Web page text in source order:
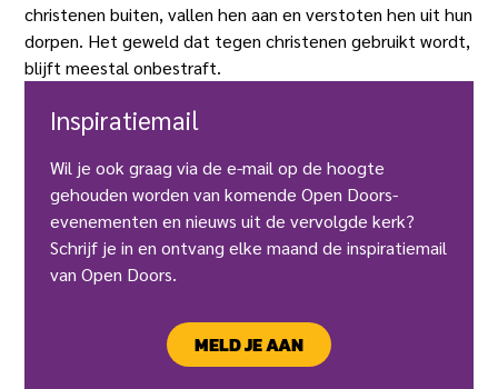
christenen buiten, vallen hen aan en verstoten hen uit hun
dorpen. Het geweld dat tegen christenen gebruikt wordt,
blijft meestal onbestraft.
Inspiratiemail
Wil je ook graag via de e-mail op de hoogte
gehouden worden van komende Open Doors-
evenementen en nieuws uit de vervolgde kerk?
Schrijf je in en ontvang elke maand de inspiratiemail
van Open Doors.
MELD JE AAN